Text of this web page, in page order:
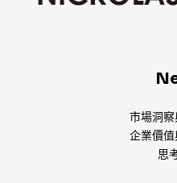
市場洞
企業價
思